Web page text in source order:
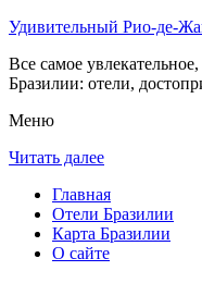
Удивительный Рио-де-
Все самое
Бразилии: отели,
Меню
Читать далее
Главная
Отели Бразилии
Карта Бразилии
О сайте